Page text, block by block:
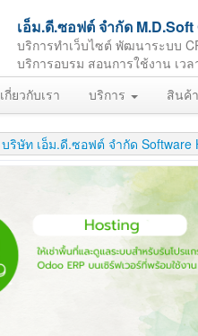
เอ็ม.ดี.ซอฟต์ จำกัด
บริการทำเว็บไซต์ พัฒนาระบบ
บริการอบรม สอนการใช้งาน เว
เกี่ยวกับเรา บริการ สินค้า
บริษัท เอ็ม.ดี.ซอฟต์ จำกัด Software